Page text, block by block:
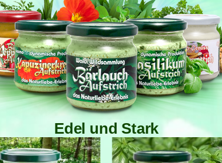
Edel und Stark